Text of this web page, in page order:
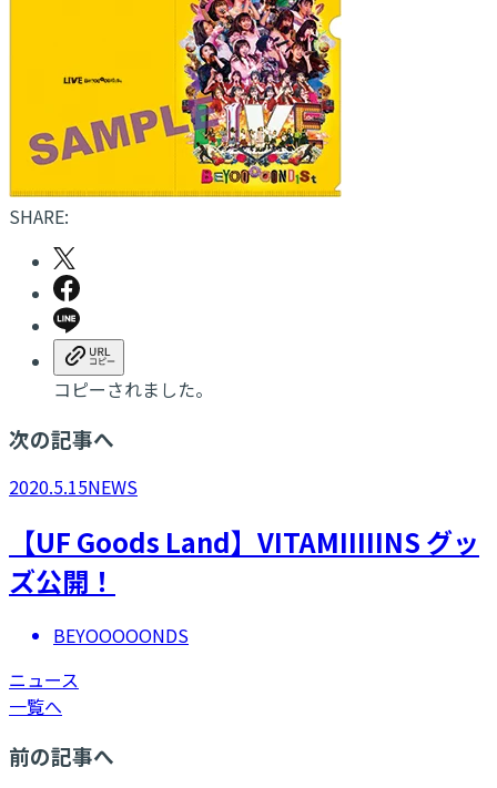
SHARE:
コピーされました。
次の記事へ
2020.5.15NEWS
【UF Goods Land】VITAMIIIIINS グッ
ズ公開！
BEYOOOOONDS
ニュース
一覧へ
前の記事へ